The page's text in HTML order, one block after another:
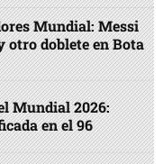
Mundial: Messi
otro doblete en Bota
Mundial 2026:
en el 96